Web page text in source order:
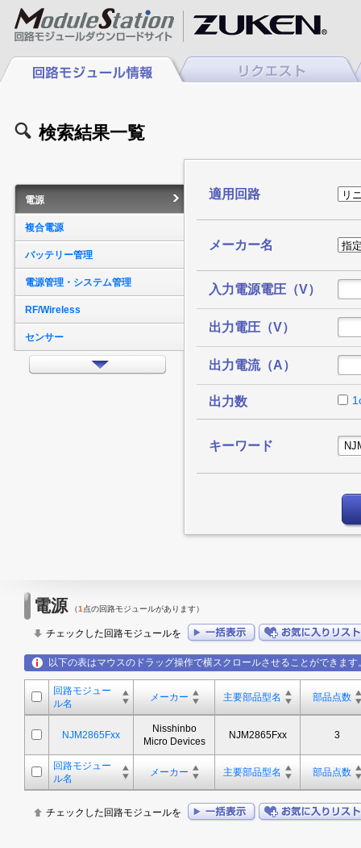
検索結果一覧
電源
複合電源
バッテリー管理
電源管理・システム管理
RF/Wireless
センサー
インターフェイス
アンプ
スイッチ/マルチプレクサ
データコンバータ
その他
適用回路
メーカー名
入力電源電圧（V）
出力電圧（V）
出力電流（A）
出力数
キーワード
電源（1点の回路モジュールがあります）
チェックした回路モジュールを
以下の表はマウスのドラッグ操作で横スクロールさせることができます
回路モジュー
ル名
メーカー 主要部品型名 部品点数
NJM2865Fxx
Nisshinbo
Micro Devices
NJM2865Fxx 3
回路モジュー
ル名
メーカー 主要部品型名 部品点数
チェックした回路モジュールを